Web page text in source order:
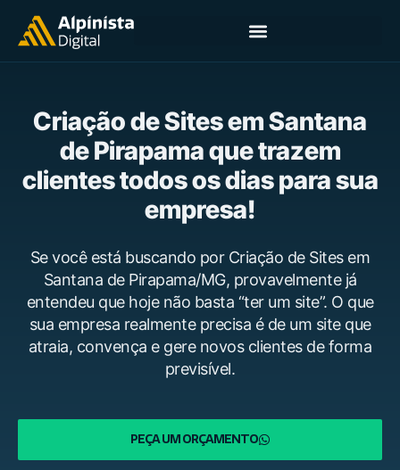
Criação de Sites em Santana
de Pirapama que trazem
clientes todos os dias para sua
empresa!
Se você está buscando por Criação de Sites em
Santana de Pirapama/MG, provavelmente já
entendeu que hoje não basta “ter um site”. O que
sua empresa realmente precisa é de um site que
atraia, convença e gere novos clientes de forma
previsível.
PEÇA UM ORÇAMENTO